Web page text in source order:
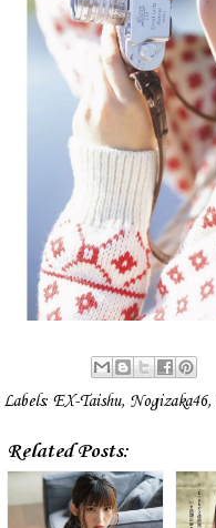
Labels: EX-Taishu, Nogizaka46,
Related Posts: